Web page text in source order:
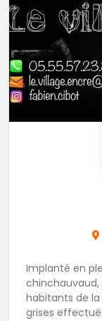
Implanté en
chinchauvaud,
habitants de
grises effectuées